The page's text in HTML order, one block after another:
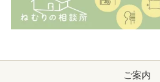
ご案内